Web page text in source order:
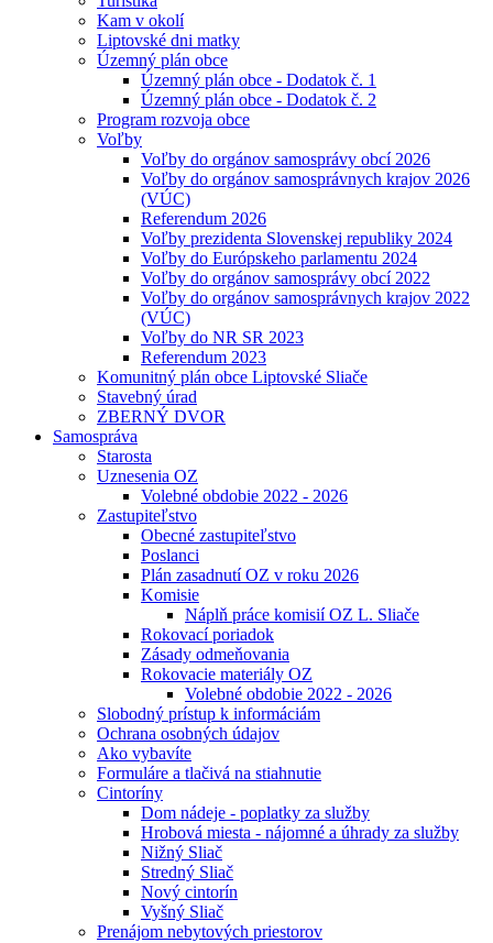
Kam v okolí
Liptovské dni matky
Územný plán obce
Územný plán obce - Dodatok č. 1
Územný plán obce - Dodatok č. 2
Program rozvoja obce
Voľby
Voľby do orgánov samosprávy obcí 2026
Voľby do orgánov samosprávnych krajov 2026
(VÚC)
Referendum 2026
Voľby prezidenta Slovenskej republiky 2024
Voľby do Európskeho parlamentu 2024
Voľby do orgánov samosprávy obcí 2022
Voľby do orgánov samosprávnych krajov 2022
(VÚC)
Voľby do NR SR 2023
Referendum 2023
Komunitný plán obce Liptovské Sliače
Stavebný úrad
ZBERNÝ DVOR
Samospráva
Starosta
Uznesenia OZ
Volebné obdobie 2022 - 2026
Zastupiteľstvo
Obecné zastupiteľstvo
Poslanci
Plán zasadnutí OZ v roku 2026
Komisie
Náplň práce komisií OZ L. Sliače
Rokovací poriadok
Zásady odmeňovania
Rokovacie materiály OZ
Volebné obdobie 2022 - 2026
Slobodný prístup k informáciám
Ochrana osobných údajov
Ako vybavíte
Formuláre a tlačivá na stiahnutie
Cintoríny
Dom nádeje - poplatky za služby
Hrobová miesta - nájomné a úhrady za služby
Nižný Sliač
Stredný Sliač
Nový cintorín
Vyšný Sliač
Prenájom nebytových priestorov